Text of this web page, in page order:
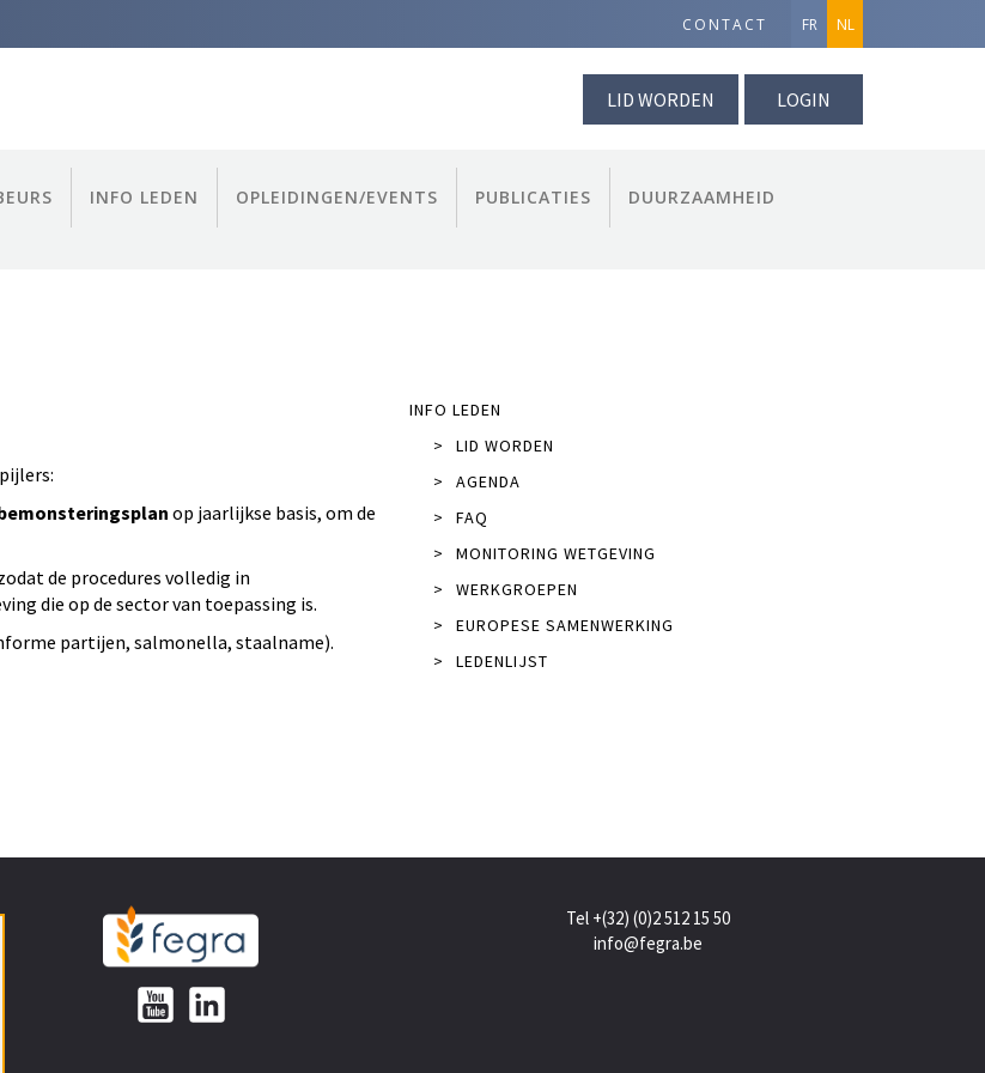
CONTACT FR NL
LID WORDEN LOGIN
INFO LEDEN OPLEIDINGEN/EVENTS PUBLICATIES DUURZAAMHEID
op jaarlijkse basis, om de
de procedures volledig in
die op de sector van toepassing is.
partijen, salmonella, staalname).
INFO LEDEN
>
LID WORDEN
>
AGENDA
>
FAQ
>
MONITORING WETGEVING
>
WERKGROEPEN
>
EUROPESE SAMENWERKING
>
LEDENLIJST
Tel +(32) (0)2 512 15 50
info@fegra.be